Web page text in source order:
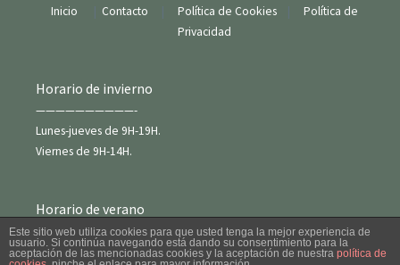
Inicio | Contacto | Política de Cookies |
Política de
Privacidad
Horario de invierno
——————————-
Lunes-jueves de 9H-19H.
Viernes de 9H-14H.
Horario de verano
——————————
Meses de Julio y Agosto
Este sitio web utiliza cookies para que usted tenga la mejor experiencia de
usuario. Si continúa navegando está dando su consentimiento para la
aceptación de las mencionadas cookies y la aceptación de nuestra política de